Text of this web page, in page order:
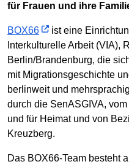
für Frauen und ihre
BOX66
ist eine
Interkulturelle Arbeit (VIA),
Berlin/Brandenburg, die
mit Migrationsgeschichte
berlinweit und
durch die SenASGIVA,
und für Heimat und von
Kreuzberg.
Das BOX66-Team besteht